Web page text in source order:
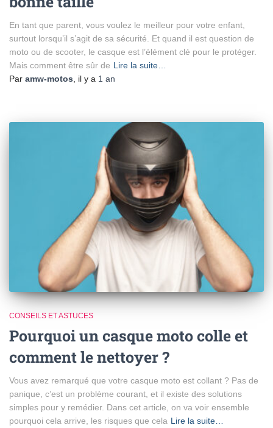
En tant que parent, vous voulez le meilleur pour votre enfant,
surtout lorsqu’il s’agit de sa sécurité. Et quand il est question de
moto ou de scooter, le casque est l’élément clé pour le protéger.
Mais comment être sûr de Lire la suite…
Par amw-motos , il y a 1 an
CONSEILS ET ASTUCES
Pourquoi un casque moto colle et
comment le nettoyer ?
Vous avez remarqué que votre casque moto est collant ? Pas de
panique, c’est un problème courant, et il existe des solutions
simples pour y remédier. Dans cet article, on va voir ensemble
pourquoi cela arrive, les risques que cela Lire la suite…